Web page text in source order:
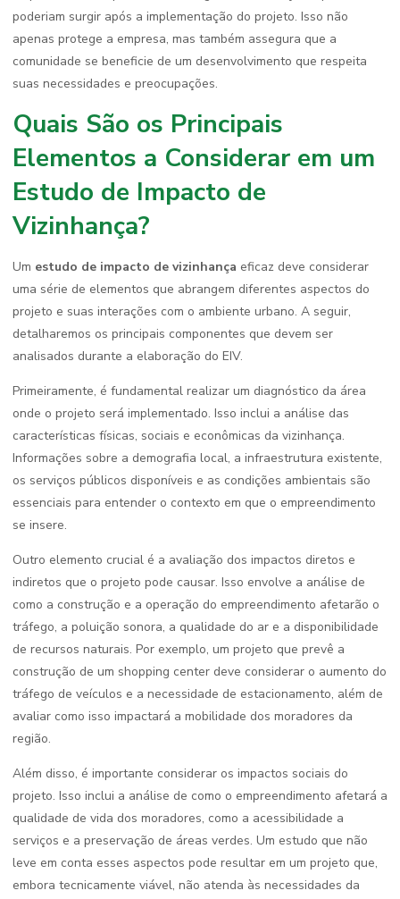
poderiam surgir após a implementação do projeto. Isso não
apenas protege a empresa, mas também assegura que a
comunidade se beneficie de um desenvolvimento que respeita
suas necessidades e preocupações.
Quais São os Principais
Elementos a Considerar em um
Estudo de Impacto de
Vizinhança?
Um estudo de impacto de vizinhança eficaz deve considerar
uma série de elementos que abrangem diferentes aspectos do
projeto e suas interações com o ambiente urbano. A seguir,
detalharemos os principais componentes que devem ser
analisados durante a elaboração do EIV.
Primeiramente, é fundamental realizar um diagnóstico da área
onde o projeto será implementado. Isso inclui a análise das
características físicas, sociais e econômicas da vizinhança.
Informações sobre a demografia local, a infraestrutura existente,
os serviços públicos disponíveis e as condições ambientais são
essenciais para entender o contexto em que o empreendimento
se insere.
Outro elemento crucial é a avaliação dos impactos diretos e
indiretos que o projeto pode causar. Isso envolve a análise de
como a construção e a operação do empreendimento afetarão o
tráfego, a poluição sonora, a qualidade do ar e a disponibilidade
de recursos naturais. Por exemplo, um projeto que prevê a
construção de um shopping center deve considerar o aumento do
tráfego de veículos e a necessidade de estacionamento, além de
avaliar como isso impactará a mobilidade dos moradores da
região.
Além disso, é importante considerar os impactos sociais do
projeto. Isso inclui a análise de como o empreendimento afetará a
qualidade de vida dos moradores, como a acessibilidade a
serviços e a preservação de áreas verdes. Um estudo que não
leve em conta esses aspectos pode resultar em um projeto que,
embora tecnicamente viável, não atenda às necessidades da